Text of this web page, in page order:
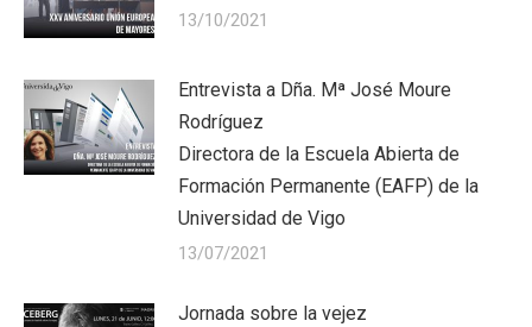
13/10/2021
Entrevista a Dña. Mª José Moure
Rodríguez
Directora de la Escuela Abierta de
Formación Permanente (EAFP) de la
Universidad de Vigo
13/07/2021
Jornada sobre la vejez